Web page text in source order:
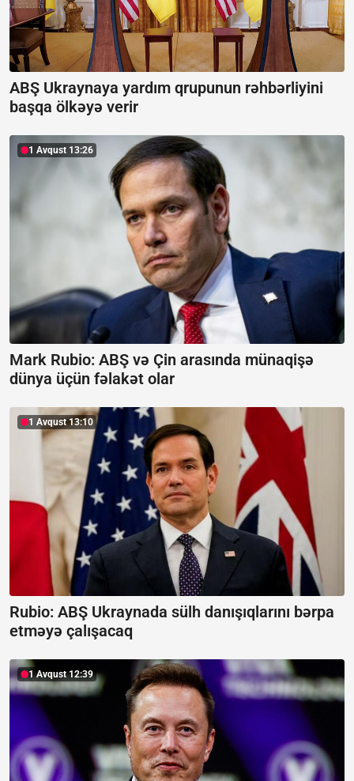
ABŞ Ukraynaya yardım qrupunun rəhbərliyini
başqa ölkəyə verir
1 Avqust 13:26
Mark Rubio: ABŞ və Çin arasında münaqişə
dünya üçün fəlakət olar
1 Avqust 13:10
Rubio: ABŞ Ukraynada sülh danışıqlarını bərpa
etməyə çalışacaq
1 Avqust 12:39